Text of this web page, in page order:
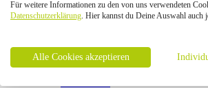
Intelligenzspielzeug
Laserpointer & Elektrospielzeug
Clicker & Target Sticks für Katzen
Weiteres Katzenspielzeug
Transportboxen
Für weitere Informationen zu den von uns verwendeten
Datenschutzerklärung. Hier kannst du Deine Auswahl auch
Alle Cookies akzeptieren